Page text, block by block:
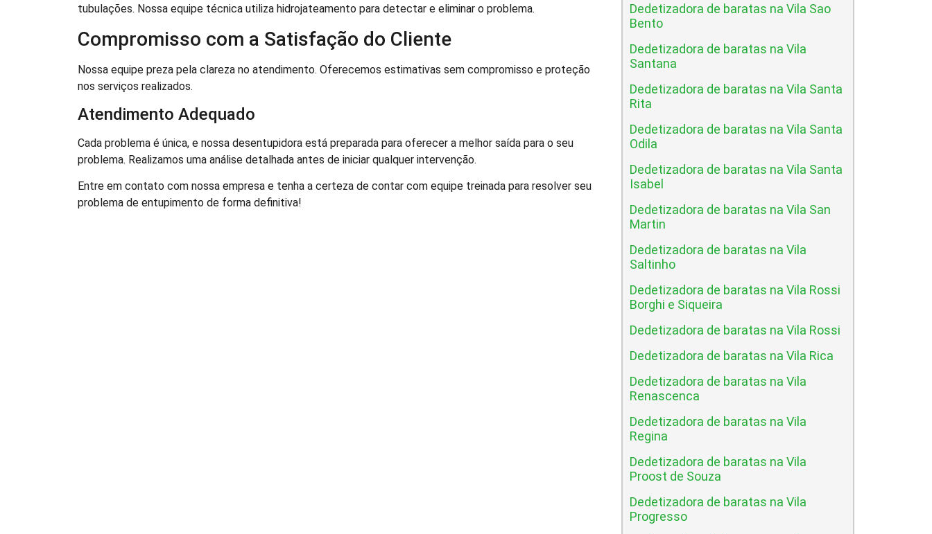
tubulações. Nossa equipe técnica utiliza hidrojateamento para detectar e eliminar o problema.
Compromisso com a Satisfação do Cliente
Nossa equipe preza pela clareza no atendimento. Oferecemos estimativas sem compromisso e proteção
nos serviços realizados.
Atendimento Adequado
Cada problema é única, e nossa desentupidora está preparada para oferecer a melhor saída para o seu
problema. Realizamos uma análise detalhada antes de iniciar qualquer intervenção.
Entre em contato com nossa empresa e tenha a certeza de contar com equipe treinada para resolver seu
problema de entupimento de forma definitiva!
Dedetizadora de baratas na Vila Sao
Bento
Dedetizadora de baratas na Vila
Santana
Dedetizadora de baratas na Vila Santa
Rita
Dedetizadora de baratas na Vila Santa
Odila
Dedetizadora de baratas na Vila Santa
Isabel
Dedetizadora de baratas na Vila San
Martin
Dedetizadora de baratas na Vila
Saltinho
Dedetizadora de baratas na Vila Rossi
Borghi e Siqueira
Dedetizadora de baratas na Vila Rossi
Dedetizadora de baratas na Vila Rica
Dedetizadora de baratas na Vila
Renascenca
Dedetizadora de baratas na Vila
Regina
Dedetizadora de baratas na Vila
Proost de Souza
Dedetizadora de baratas na Vila
Progresso